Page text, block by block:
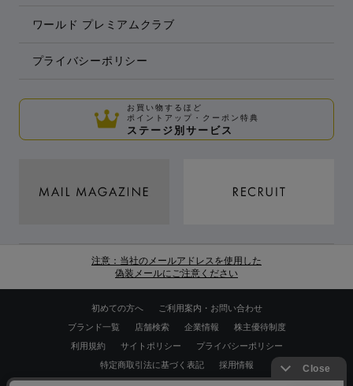
ワールド プレミアムクラブ
プライバシーポリシー
お買い物するほど
ポイントアップ・クーポン特典
ステージ別サービス
注意：当社のメールアドレスを使用した
偽装メールにご注意ください
初めての方へ
ご利用案内・お問い合わせ
ブランド一覧
店舗検索 企業情報
株主優待制度
利用規約
サイトポリシー
プライバシーポリシー
特定商取引法に基づく表記
採用情報